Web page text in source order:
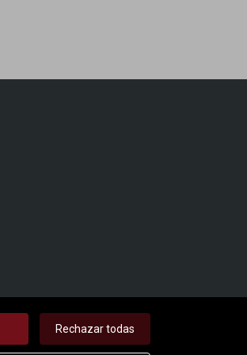
Rechazar todas
Noticias Política de cookies